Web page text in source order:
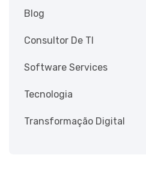
Blog
Consultor De TI
Software Services
Tecnologia
Transformação Digital